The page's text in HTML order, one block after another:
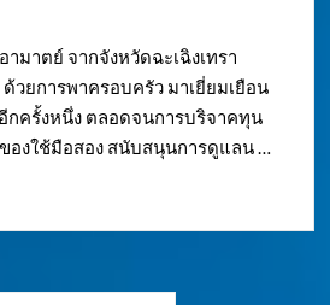
ามาตย์ จากจังหวัดฉะเฉิงเทรา
วยการพาครอบครัว มาเยี่ยมเยือน
กครั้งหนึ่ง ตลอดจนการบริจาคทุน
องใช้มือสอง สนับสนุนการดูแลน …